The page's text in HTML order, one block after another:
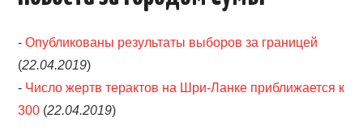
-Опубликованы результаты выборов за границей
(22.04.2019)
- Число жертв терактов на Шри-Ланке приближается к
300 (22.04.2019)